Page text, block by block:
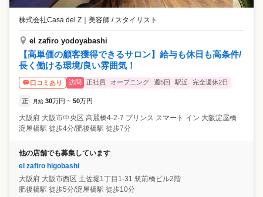
株式会社Casa del Z ｜ 美容師 / スタイリスト
el zafiro yodoyabashi
【高単価の顧客獲得できるサロン】給与も休日も高条件/
長く働ける環境/良い雰囲気！
口コミあり 訪問 正社員 オープニング 週5回 駅近 完全週休2日
正 月給 30万円 ~ 50万円
大阪府 大阪市中央区 高麗橋4-2-7 プリンス スマート イン 大阪淀屋橋
淀屋橋駅 徒歩4分/肥後橋駅 徒歩7分
他の店舗でも募集しています
el zafiro higobashi
大阪府 大阪市西区 土佐堀1丁目1-31 筑前橋ビル2階
肥後橋駅 徒歩5分/淀屋橋駅 徒歩10分